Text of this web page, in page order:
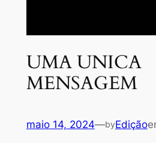
UMA UNICA
MENSAGEM
maio 14, 2024—byEdição